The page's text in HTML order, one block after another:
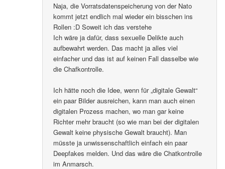
Naja, die Vorratsdatenspeicherung von der Nato
kommt jetzt endlich mal wieder ein bisschen ins
Rollen :D Soweit ich das verstehe
Ich wäre ja dafür, dass sexuelle Delikte auch
aufbewahrt werden. Das macht ja alles viel
einfacher und das ist auf keinen Fall dasselbe wie
die Chafkontrolle.
Ich hätte noch die Idee, wenn für „digitale Gewalt“
ein paar Bilder ausreichen, kann man auch einen
digitalen Prozess machen, wo man gar keine
Richter mehr braucht (so wie man bei der digitalen
Gewalt keine physische Gewalt braucht). Man
müsste ja unwissenschaftlich einfach ein paar
Deepfakes melden. Und das wäre die Chatkontrolle
im Anmarsch.